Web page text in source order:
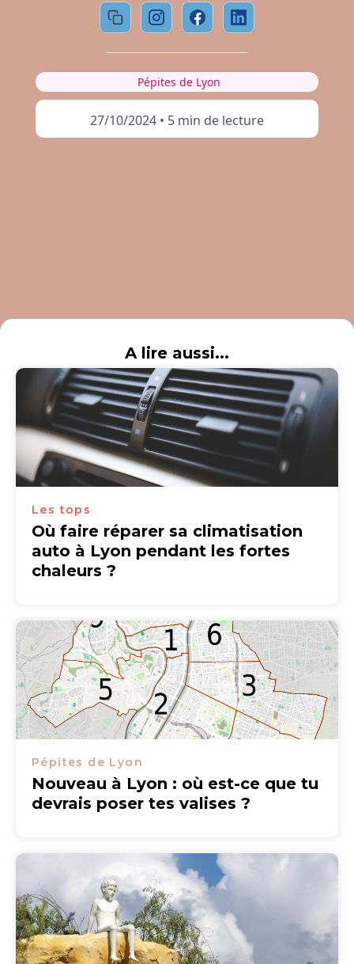
Pépites de Lyon
27/10/2024 • 5 min de lecture
A lire aussi...
Les tops
Où faire réparer sa climatisation
auto à Lyon pendant les fortes
chaleurs ?
Pépites de Lyon
Nouveau à Lyon : où est-ce que tu
devrais poser tes valises ?